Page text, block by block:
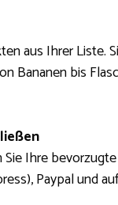
aus Ihrer
Bananen bis
Ihre
Paypal und